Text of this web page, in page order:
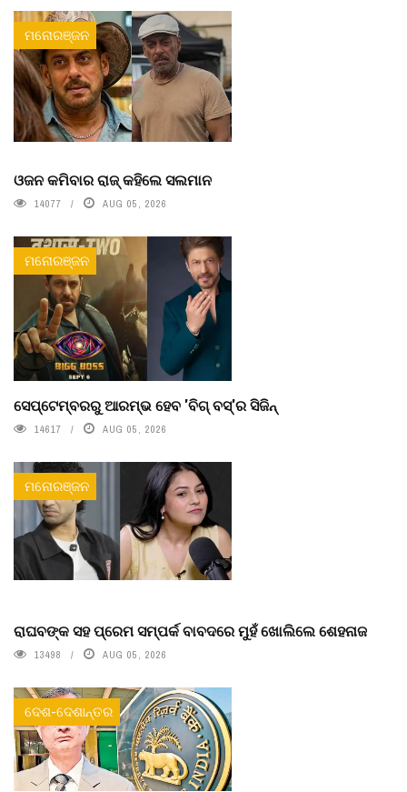
ମନୋରଞ୍ଜନ
ଓଜନ କମିବାର ରାଜ୍ କହିଲେ ସଲମାନ
14077 AUG 05, 2026
ମନୋରଞ୍ଜନ
ସେପ୍ଟେମ୍ବରରୁ ଆରମ୍ଭ ହେବ 'ବିଗ୍ ବସ୍'ର ସିଜିନ୍
14617 AUG 05, 2026
ମନୋରଞ୍ଜନ
ରାଘବଙ୍କ ସହ ପ୍ରେମ ସମ୍ପର୍କ ବାବଦରେ ମୁହଁ ଖୋଲିଲେ ଶେହନାଜ
13498 AUG 05, 2026
ଦେଶ-ଦେଶାନ୍ତର